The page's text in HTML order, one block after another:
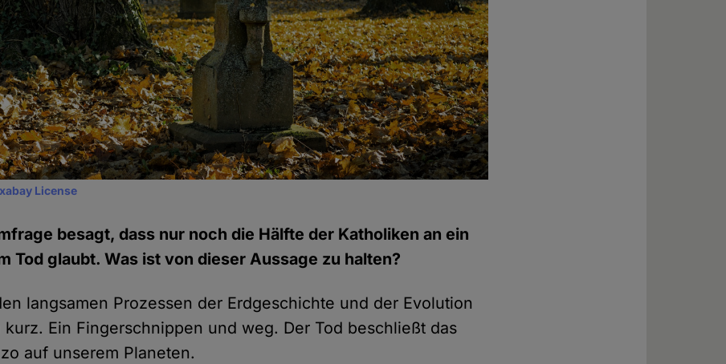
License
besagt, dass nur noch die Hälfte der Katholiken an ein
Tod glaubt. Was ist von dieser Aussage zu halten?
langsamen Prozessen der Erdgeschichte und der Evolution
kurz. Ein Fingerschnippen und weg. Der Tod beschließt das
auf unserem Planeten.